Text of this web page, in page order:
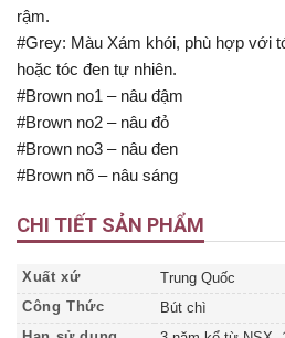
rậm.
#Grey: Màu Xám khói, phù hợp với
hoặc tóc đen tự nhiên.
#Brown no1 – nâu đậm
#Brown no2 – nâu đỏ
#Brown no3 – nâu đen
#Brown nõ – nâu sáng
CHI TIẾT SẢN PHẨM
Xuất xứ
Trung Quốc
Công Thức
Bút chì